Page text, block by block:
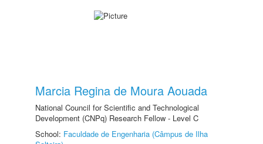
Marcia Regina de Moura Aouada
National Council for Scientific and Technological
Development (CNPq) Research Fellow - Level C
School: Faculdade de Engenharia (Câmpus de Ilha